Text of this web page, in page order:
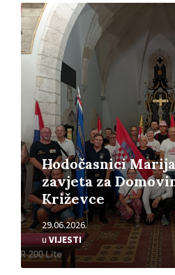
Hodočasnici
zavjeta za
Križevce
29.06.2026.
u VIJESTI
Pročitajte
više